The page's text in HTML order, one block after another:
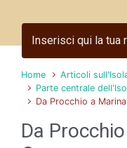
Home
Articoli
Parte centrale
Da Procchio a
Da